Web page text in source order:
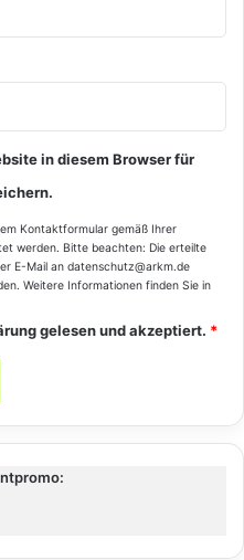
in diesem Browser für
Kontaktformular gemäß Ihrer
werden. Bitte beachten: Die erteilte
E-Mail an datenschutz@arkm.de
Weitere Informationen finden Sie in
gelesen und akzeptiert. *